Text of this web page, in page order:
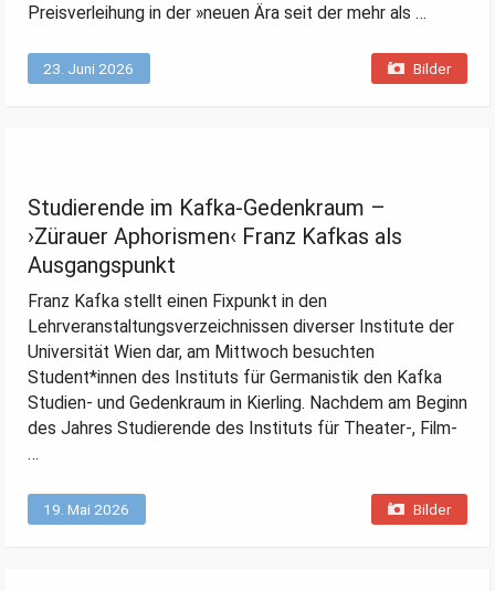
Preisverleihung in der »neuen Ära seit der mehr als …
23. Juni 2026 Bilder
Studierende im Kafka-Gedenkraum –
›Zürauer Aphorismen‹ Franz Kafkas als
Ausgangspunkt
Franz Kafka stellt einen Fixpunkt in den
Lehrveranstaltungsverzeichnissen diverser Institute der
Universität Wien dar, am Mittwoch besuchten
Student*innen des Instituts für Germanistik den Kafka
Studien- und Gedenkraum in Kierling. Nachdem am Beginn
des Jahres Studierende des Instituts für Theater-, Film-
…
19. Mai 2026 Bilder